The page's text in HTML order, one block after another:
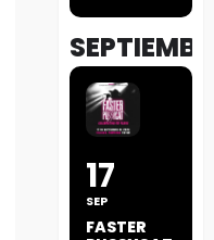
17
SEP
FASTER